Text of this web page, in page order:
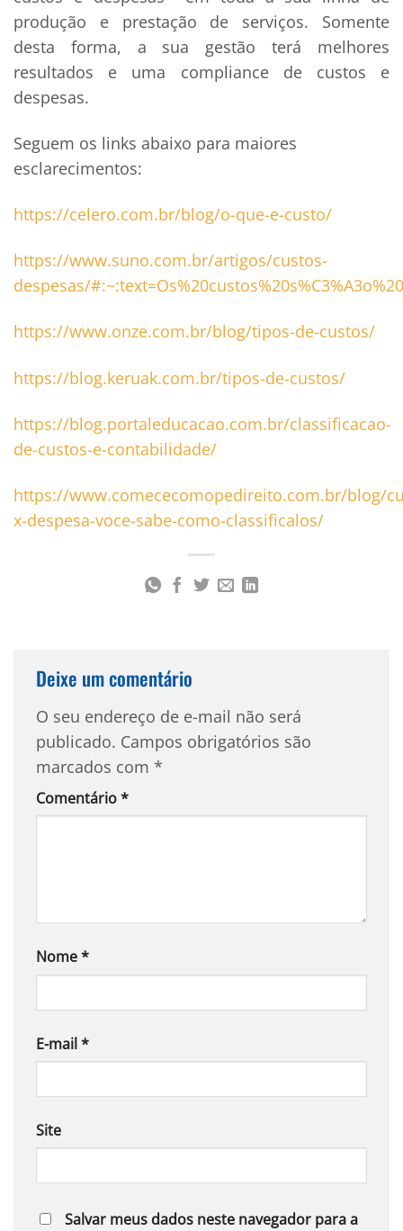
produção e prestação de serviços. Somente
desta forma, a sua gestão terá melhores
resultados e uma compliance de custos e
despesas.
Seguem os links abaixo para maiores
esclarecimentos:
https://celero.com.br/blog/o-que-e-custo/
https://www.suno.com.br/artigos/custos-
despesas/
https://www.onze.com.br/blog/tipos-de-custos/
https://blog.keruak.com.br/tipos-de-custos/
https://blog.portaleducacao.com.br/classificacao-
de-custos-e-contabilidade/
https://www.comececomopedireito.com.br/blog/
x-despesa-voce-sabe-como-classificalos/
Deixe um comentário
O seu endereço de e-mail não será
publicado. Campos obrigatórios são
marcados com *
Comentário*
Nome*
E-mail*
Site
Salvar meus dados neste navegador para a